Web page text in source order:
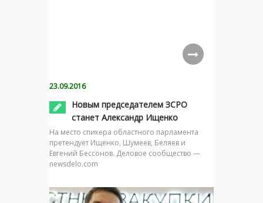
23.09.2016
Новым председателем ЗСРО
станет Александр Ищенко
На место спикера областного парламента
претендует Ищенко, Шумеев, Беляев и
Евгений Бессонов. Деловое сообщество —
newsdelo.com